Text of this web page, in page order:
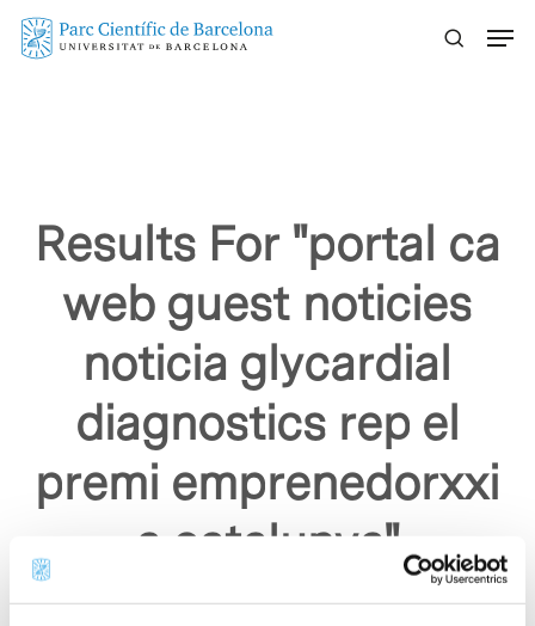
Skip
Results For "portal ca
web guest noticies
noticia glycardial
diagnostics rep el
premi emprenedorxxi
a catalunya"